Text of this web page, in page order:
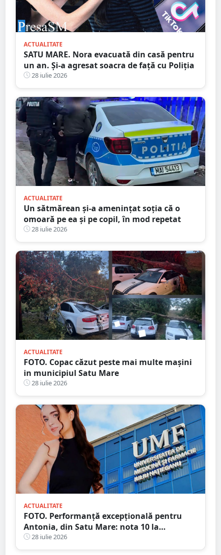
ACTUALITATE
SATU MARE. Nora evacuată din casă pentru
un an. Și-a agresat soacra de față cu Poliția
28 iulie 2026
ACTUALITATE
Un sătmărean și-a amenințat soția că o
omoară pe ea și pe copil, în mod repetat
28 iulie 2026
ACTUALITATE
FOTO. Copac căzut peste mai multe mașini
in municipiul Satu Mare
28 iulie 2026
ACTUALITATE
FOTO. Performanță excepțională pentru
Antonia, din Satu Mare: nota 10 la
admiterea la UMF Cluj, o reușită care nu s-a
mai înregistrat de 15 ani
28 iulie 2026